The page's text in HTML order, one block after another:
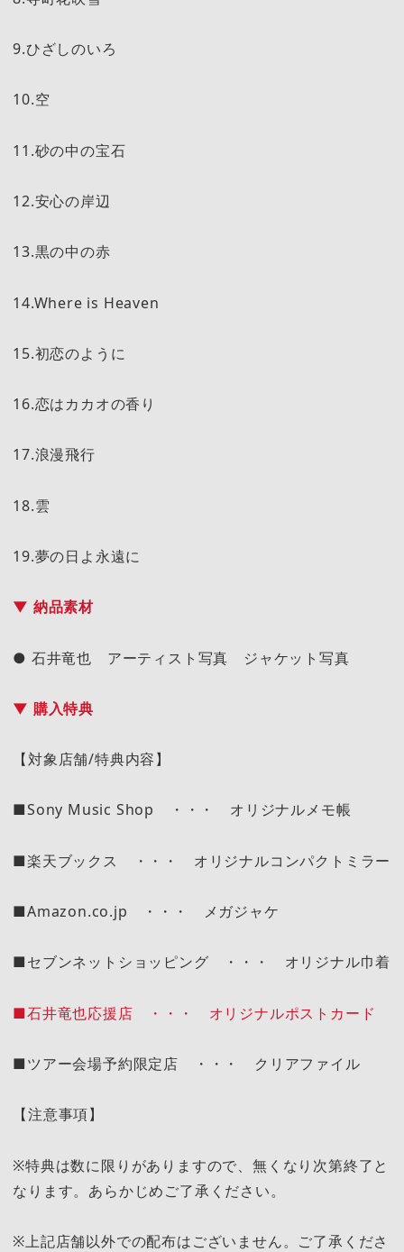
9.ひざしのいろ
10.空
11.砂の中の宝石
12.安心の岸辺
13.黒の中の赤
14.Where is Heaven
15.初恋のように
16.恋はカカオの香り
17.浪漫飛行
18.雲
19.夢の日よ永遠に
▼ 納品素材
● 石井竜也 アーティスト写真 ジャケット写真
▼ 購入特典
【対象店舗/特典内容】
■Sony Music Shop ・・・ オリジナルメモ帳
■楽天ブックス ・・・ オリジナルコンパクトミラー
■Amazon.co.jp ・・・ メガジャケ
■セブンネットショッピング ・・・ オリジナル巾着
■石井竜也応援店 ・・・ オリジナルポストカード
■ツアー会場予約限定店 ・・・ クリアファイル
【注意事項】
※特典は数に限りがありますので、無くなり次第終了と
なります。あらかじめご了承ください。
※上記店舗以外での配布はございません。ご了承くださ